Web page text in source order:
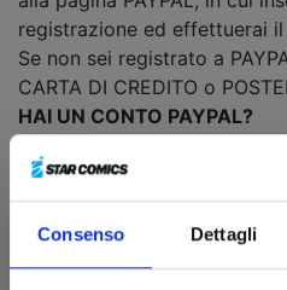
Consenso Dettagli
registrazione ed effettuerai
Se non sei registrato a
CARTA DI CREDITO o
HAI UN CONTO PAYPAL?
Una volta fatto l'ordine
La conferma d'ordine
materiale ordinato.